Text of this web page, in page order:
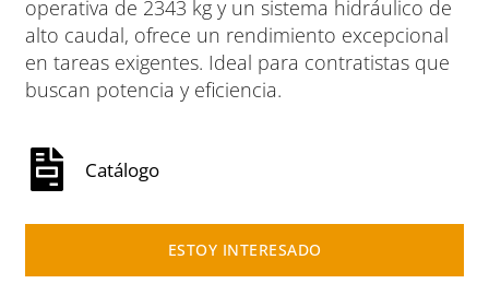
operativa de 2343 kg y un sistema hidráulico de
alto caudal, ofrece un rendimiento excepcional
en tareas exigentes. Ideal para contratistas que
buscan potencia y eficiencia.
Catálogo
ESTOY INTERESADO